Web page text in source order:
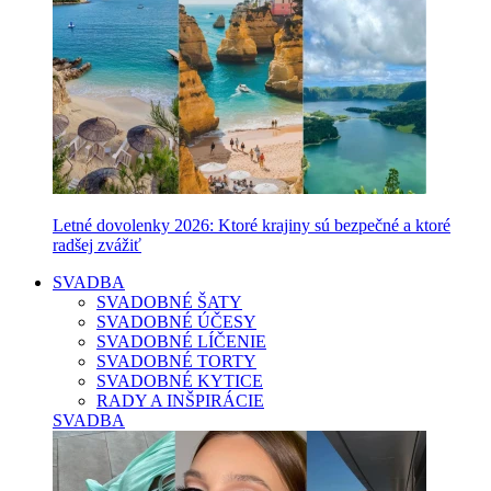
Letné dovolenky 2026: Ktoré krajiny sú bezpečné a ktoré
radšej zvážiť
SVADBA
SVADOBNÉ ŠATY
SVADOBNÉ ÚČESY
SVADOBNÉ LÍČENIE
SVADOBNÉ TORTY
SVADOBNÉ KYTICE
RADY A INŠPIRÁCIE
SVADBA